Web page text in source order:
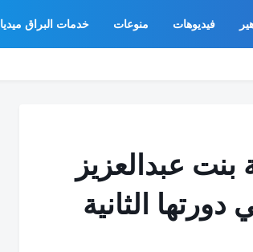
فيديوهات منوعات خدمات البراق ميديا
بنت عبدالعزيز
الثانية